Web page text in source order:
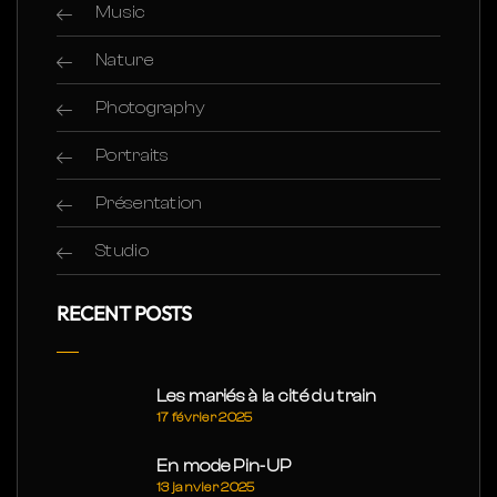
Music
Nature
Photography
Portraits
Présentation
Studio
RECENT POSTS
Les mariés à la cité du train
17 février 2025
En mode Pin-UP
13 janvier 2025